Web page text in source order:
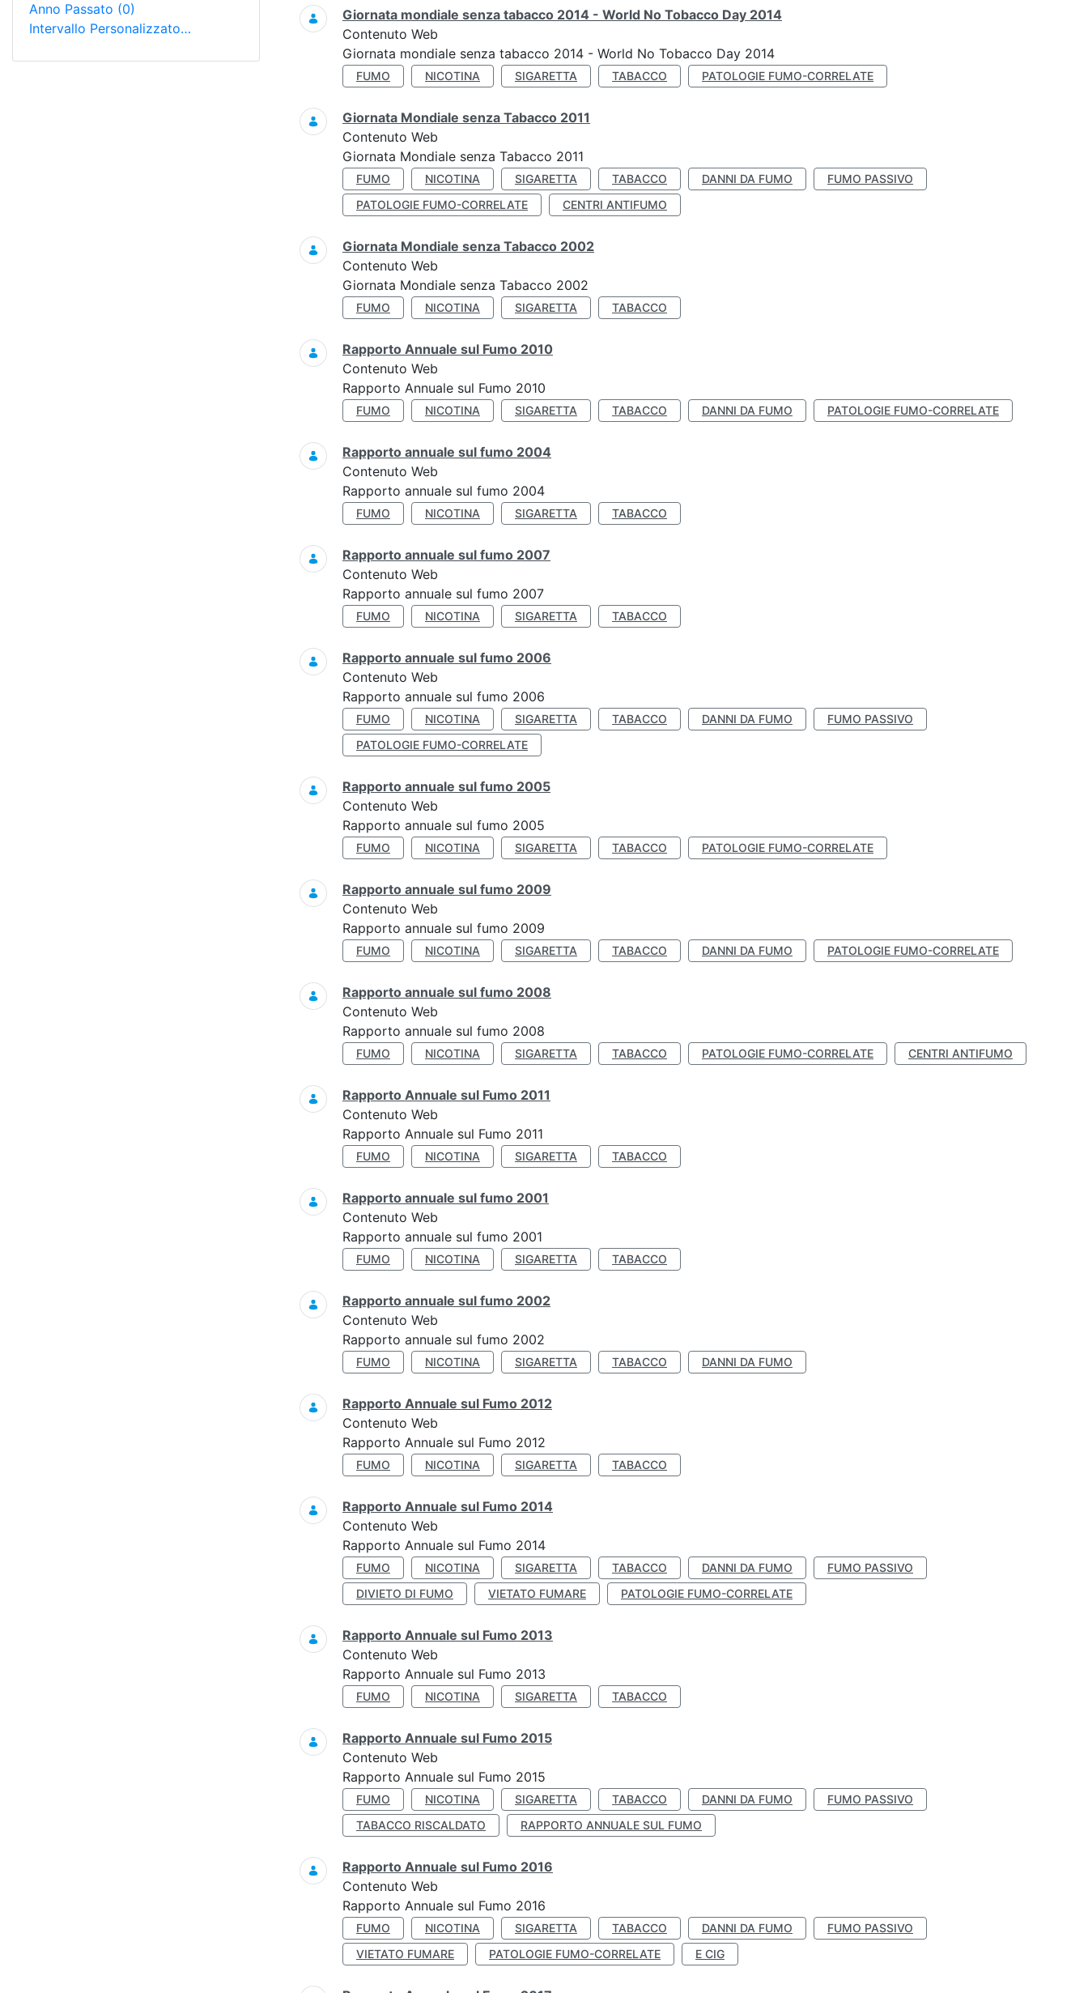
Anno Passato (0)
Intervallo Personalizzato…
Giornata mondiale senza tabacco 2014 - World No Tobacco Day 2014
Contenuto Web
Giornata mondiale senza tabacco 2014 - World No Tobacco Day 2014
FUMO NICOTINA SIGARETTA TABACCO PATOLOGIE FUMO-CORRELATE
Giornata Mondiale senza Tabacco 2011
Contenuto Web
Giornata Mondiale senza Tabacco 2011
FUMO NICOTINA SIGARETTA TABACCO DANNI DA FUMO
FUMO PASSIVO
PATOLOGIE FUMO-CORRELATE
CENTRI ANTIFUMO
Giornata Mondiale senza Tabacco 2002
Contenuto Web
Giornata Mondiale senza Tabacco 2002
FUMO NICOTINA SIGARETTA TABACCO
Rapporto Annuale sul Fumo 2010
Contenuto Web
Rapporto Annuale sul Fumo 2010
FUMO NICOTINA SIGARETTA TABACCO DANNI DA FUMO PATOLOGIE FUMO-CORRELATE
Rapporto annuale sul fumo 2004
Contenuto Web
Rapporto annuale sul fumo 2004
FUMO NICOTINA SIGARETTA TABACCO
Rapporto annuale sul fumo 2007
Contenuto Web
Rapporto annuale sul fumo 2007
FUMO NICOTINA SIGARETTA TABACCO
Rapporto annuale sul fumo 2006
Contenuto Web
Rapporto annuale sul fumo 2006
FUMO NICOTINA SIGARETTA TABACCO DANNI DA FUMO
FUMO PASSIVO
PATOLOGIE FUMO-CORRELATE
Rapporto annuale sul fumo 2005
Contenuto Web
Rapporto annuale sul fumo 2005
FUMO NICOTINA SIGARETTA TABACCO PATOLOGIE FUMO-CORRELATE
Rapporto annuale sul fumo 2009
Contenuto Web
Rapporto annuale sul fumo 2009
FUMO NICOTINA SIGARETTA TABACCO DANNI DA FUMO PATOLOGIE FUMO-CORRELATE
Rapporto annuale sul fumo 2008
Contenuto Web
Rapporto annuale sul fumo 2008
FUMO NICOTINA SIGARETTA TABACCO PATOLOGIE FUMO-CORRELATE CENTRI ANTIFUMO
Rapporto Annuale sul Fumo 2011
Contenuto Web
Rapporto Annuale sul Fumo 2011
FUMO NICOTINA SIGARETTA TABACCO
Rapporto annuale sul fumo 2001
Contenuto Web
Rapporto annuale sul fumo 2001
FUMO NICOTINA SIGARETTA TABACCO
Rapporto annuale sul fumo 2002
Contenuto Web
Rapporto annuale sul fumo 2002
FUMO NICOTINA SIGARETTA TABACCO DANNI DA FUMO
Rapporto Annuale sul Fumo 2012
Contenuto Web
Rapporto Annuale sul Fumo 2012
FUMO NICOTINA SIGARETTA TABACCO
Rapporto Annuale sul Fumo 2014
Contenuto Web
Rapporto Annuale sul Fumo 2014
FUMO NICOTINA SIGARETTA TABACCO DANNI DA FUMO
FUMO PASSIVO
DIVIETO DI FUMO
VIETATO FUMARE PATOLOGIE FUMO-CORRELATE
Rapporto Annuale sul Fumo 2013
Contenuto Web
Rapporto Annuale sul Fumo 2013
FUMO NICOTINA SIGARETTA TABACCO
Rapporto Annuale sul Fumo 2015
Contenuto Web
Rapporto Annuale sul Fumo 2015
FUMO NICOTINA SIGARETTA TABACCO DANNI DA FUMO
FUMO PASSIVO
TABACCO RISCALDATO
RAPPORTO ANNUALE SUL FUMO
Rapporto Annuale sul Fumo 2016
Contenuto Web
Rapporto Annuale sul Fumo 2016
FUMO NICOTINA SIGARETTA TABACCO DANNI DA FUMO
FUMO PASSIVO
VIETATO FUMARE
PATOLOGIE FUMO-CORRELATE E CIG